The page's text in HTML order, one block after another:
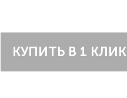
КУПИТЬ В 1 КЛИК